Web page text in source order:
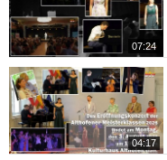
07:24
04:17